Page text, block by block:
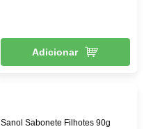
Adicionar
Sanol Sabonete Filhotes 90g